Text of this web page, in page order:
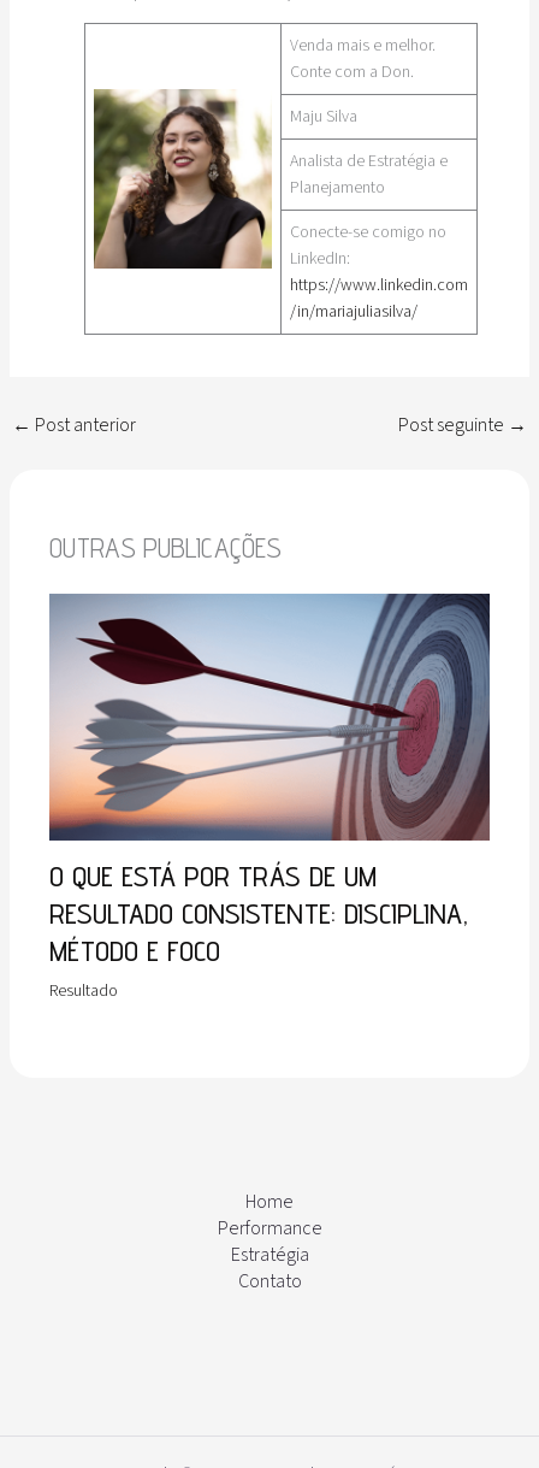
Venda mais e melhor.
Conte com a Don.
Maju Silva
Analista de Estratégia e
Planejamento
Conecte-se comigo no
LinkedIn:
https://www.linkedin.com
/in/mariajuliasilva/
← Post anterior Post seguinte →
OUTRAS PUBLICAÇÕES
O QUE ESTÁ POR TRÁS DE UM
RESULTADO CONSISTENTE: DISCIPLINA,
MÉTODO E FOCO
Resultado
Home
Performance
Estratégia
Contato